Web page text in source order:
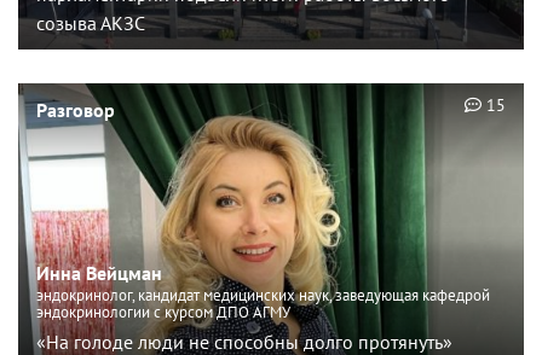
созыва АКЗС
Разговор
Инна Вейцман
эндокринолог, кандидат медицинских наук, заведующая кафедрой
эндокринологии с курсом ДПО АГМУ
«На голоде люди не способны долго протянуть»
15